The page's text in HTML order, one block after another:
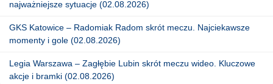
najważniejsze sytuacje (02.08.2026)
GKS Katowice – Radomiak Radom skrót meczu. Najciekawsze
momenty i gole (02.08.2026)
Legia Warszawa – Zagłębie Lubin skrót meczu wideo. Kluczowe
akcje i bramki (02.08.2026)